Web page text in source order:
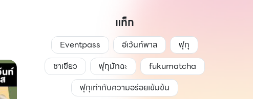
แท็ก
Eventpass อีเว้นท์พาส
ฟุกุ
ชาเขียว
ฟุกุมัทฉะ
fukumatcha
ฟุกุเท่ากับความอร่อยเข้มข้น